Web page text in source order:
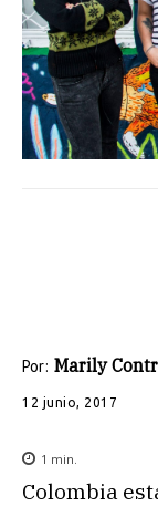
Por: Marily
12 junio, 2017
1 min.
Colombia